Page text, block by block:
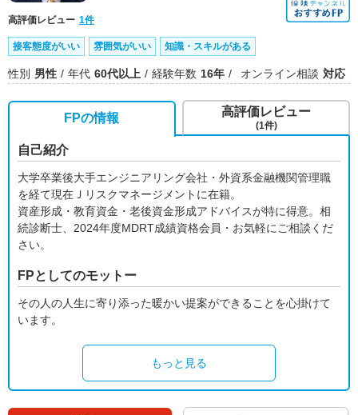
高評価レビュー 1件
接客態度がいい 雰囲気がいい 知識・スキルがある
性別 男性 年代 60代以上 経験年数 16年 オンライン相談 対応
FPの情報
自己紹介
大学卒業後大手エンジニアリング会社・外資系金融機関管理職
を経て現在Ｊリスクマネージメントに在籍。
資産形成・教育資金・老後資金形成アドバイスが特に得意。相
続診断士、2024年度MDRT成績資格会員・お気軽にご相談くだ
さい。
FPとしてのモットー
その人の人生に寄り添った暖かい提案ができることを心掛けて
います。
もっと見る
高評価レビュー
(1件)